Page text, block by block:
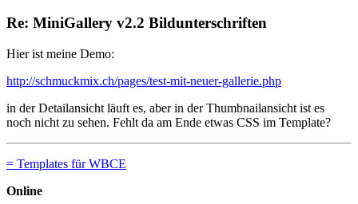
Re: MiniGallery v2.2 Bildunterschriften
Hier ist meine Demo:
http://schmuckmix.ch/pages/test-mit-neuer-gallerie.php
in der Detailansicht läuft es, aber in der Thumbnailansicht ist es
noch nicht zu sehen. Fehlt da am Ende etwas CSS im Template?
= Templates für WBCE
Online